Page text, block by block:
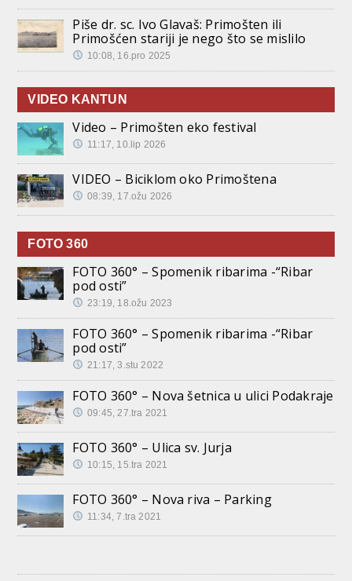
Piše dr. sc. Ivo Glavaš: Primošten ili
Primošćen stariji je nego što se mislilo
10:08, 16.pro 2025
VIDEO KANTUN
Video – Primošten eko festival
11:17, 10.lip 2026
VIDEO – Biciklom oko Primoštena
08:39, 17.ožu 2026
FOTO 360
FOTO 360° – Spomenik ribarima -“Ribar
pod osti”
23:19, 18.ožu 2023
FOTO 360° – Spomenik ribarima -“Ribar
pod osti”
21:17, 3.stu 2022
FOTO 360° – Nova šetnica u ulici Podakraje
09:45, 27.tra 2021
FOTO 360° – Ulica sv. Jurja
10:15, 15.tra 2021
FOTO 360° – Nova riva – Parking
11:34, 7.tra 2021